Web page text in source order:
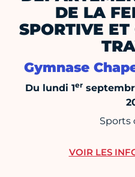
DE LA
SPORTIVE
Gymnase
Du lundi 1er
Sports
VOIR LES